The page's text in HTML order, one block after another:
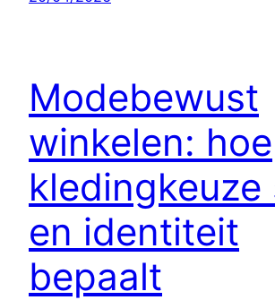
Modebewust
winkelen: hoe
kledingkeuze
en identiteit
bepaalt